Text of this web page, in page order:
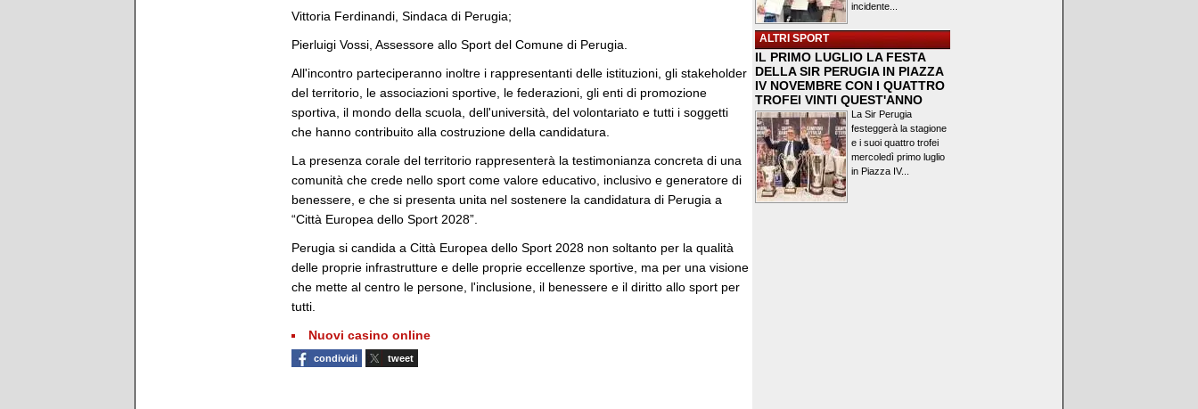
Vittoria Ferdinandi, Sindaca di Perugia;
Pierluigi Vossi, Assessore allo Sport del Comune di Perugia.
All'incontro parteciperanno inoltre i rappresentanti delle istituzioni, gli stakeholder
del territorio, le associazioni sportive, le federazioni, gli enti di promozione
sportiva, il mondo della scuola, dell'università, del volontariato e tutti i soggetti
che hanno contribuito alla costruzione della candidatura.
La presenza corale del territorio rappresenterà la testimonianza concreta di una
comunità che crede nello sport come valore educativo, inclusivo e generatore di
benessere, e che si presenta unita nel sostenere la candidatura di Perugia a
“Città Europea dello Sport 2028”.
Perugia si candida a Città Europea dello Sport 2028 non soltanto per la qualità
delle proprie infrastrutture e delle proprie eccellenze sportive, ma per una visione
che mette al centro le persone, l'inclusione, il benessere e il diritto allo sport per
tutti.
Nuovi casino online
condividi tweet
incidente...
ALTRI SPORT
IL PRIMO LUGLIO LA FESTA
DELLA SIR PERUGIA IN PIAZZA
IV NOVEMBRE CON I QUATTRO
TROFEI VINTI QUEST'ANNO
La Sir Perugia
festeggerà la stagione
e i suoi quattro trofei
mercoledì primo luglio
in Piazza IV...